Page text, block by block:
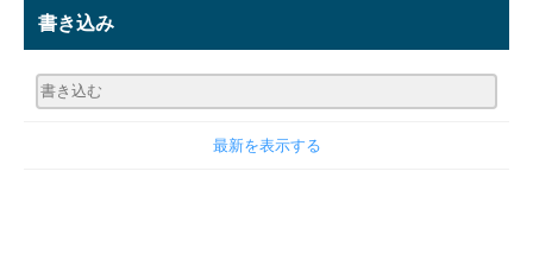
書き込み
最新を表示する